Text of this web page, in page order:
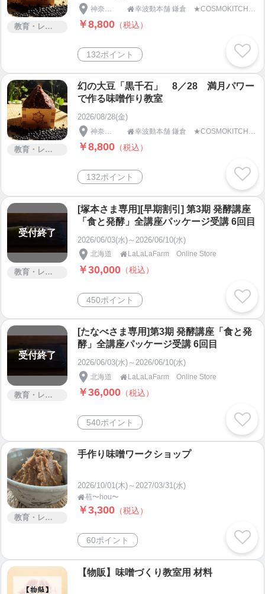
教育・レッスン・講習

￥8,800 （税込）
132ポイント
教育・レッスン・講習
幻の大豆「黒千石」 8／28 満月パワー
で作る味噌作り教室
2026/08/28(金)
神奈川県  幸波動本舗 鎌倉 ★COSMOKITCHEN＆SPA★
￥8,800 （税込）
132ポイント
受付終了
教育・レッスン・講習
[塚本さま専用][早期割引] 第3期 発酵講座
「食と発酵」全講座パッケージ受講 6回目
2026/06/03(水)～2026/06/10(水)
北海道  LaLaLaFarm Online Store
￥30,000 （税込）
450ポイント
受付終了
教育・レッスン・講習
[たなべさま専用]第3期 発酵講座「食と発
酵」全講座パッケージ受講 6回目
2026/06/03(水)～2026/06/10(水)
北海道 LaLaLaFarm Online Store
￥36,000 （税込）
540ポイント
教育・レッスン・講習
手作り味噌ワークショップ
2026/10/01(木)～2027/03/31(水)
苞〜hou〜
￥3,300 （税込）
60ポイント
【物販】味噌づくり教室用 材料